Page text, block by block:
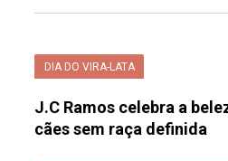
DIA DO VIRA-LATA
J.C Ramos celebra a
cães sem raça definida